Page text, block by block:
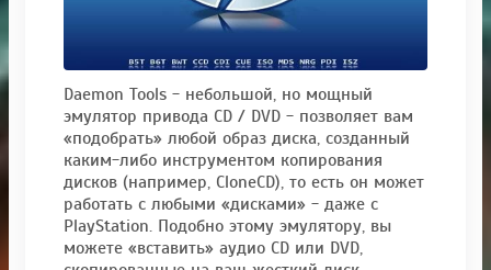
Daemon Tools - небольшой, но мощный
эмулятор привода CD / DVD - позволяет вам
«подобрать» любой образ диска, созданный
каким-либо инструментом копирования
дисков (например, CloneCD), то есть он может
работать с любыми «дисками» - даже с
PlayStation. Подобно этому эмулятору, вы
можете «вставить» аудио CD или DVD,